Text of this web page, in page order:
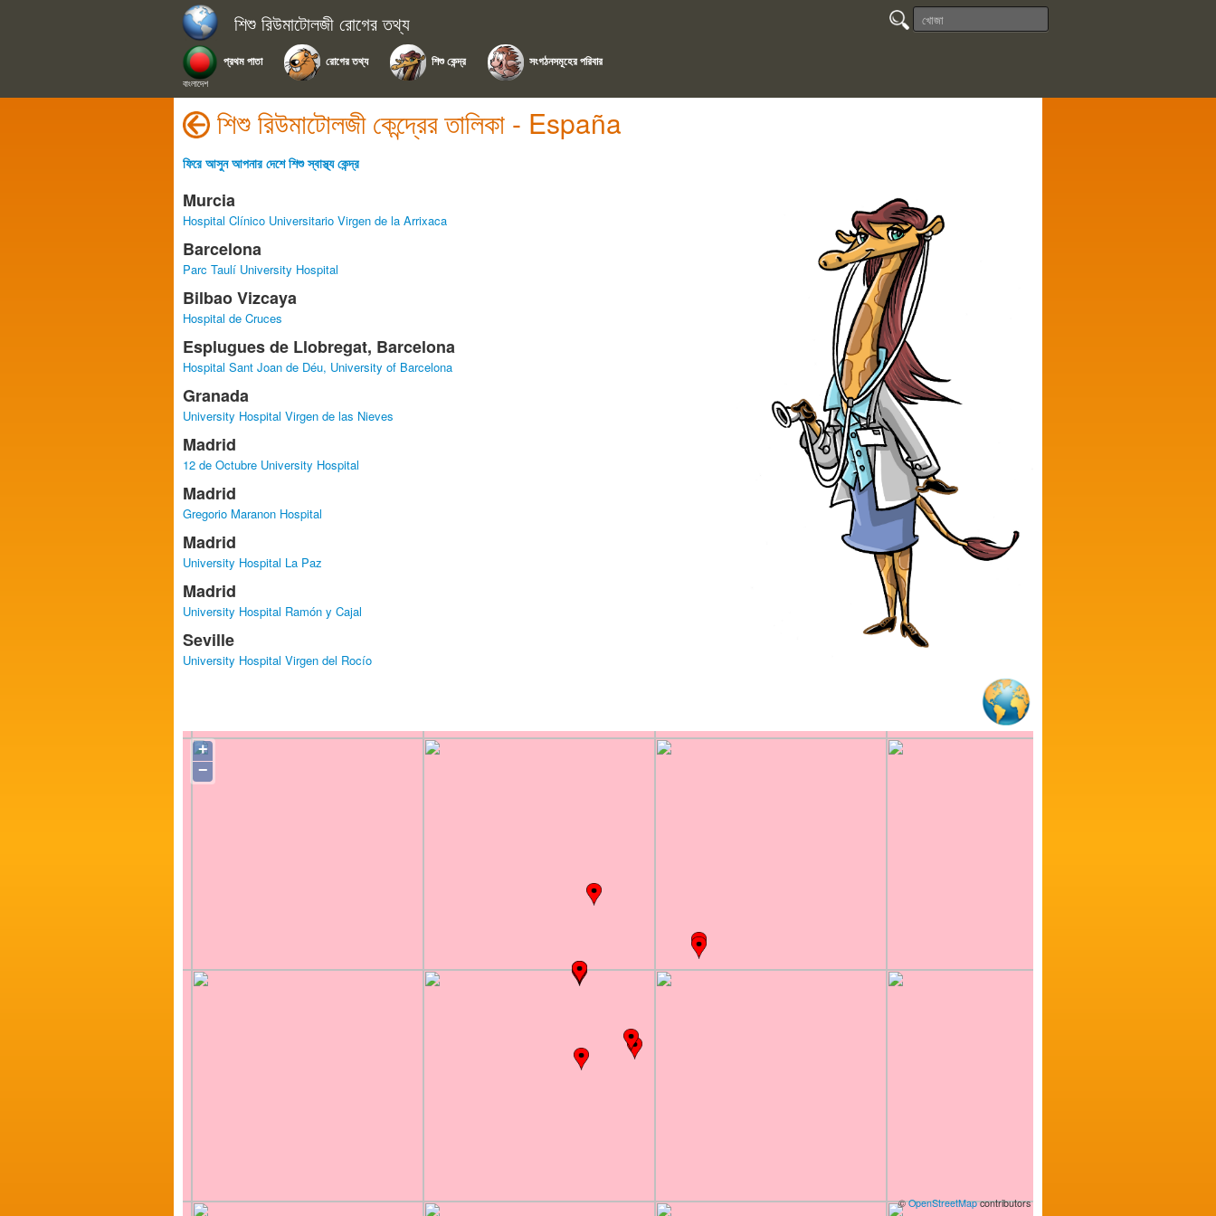
শিশু রিউমাটোলজী রোগের তথ্য
প্রথম পাতা
বাংলাদেশ
রোগের তথ্য শিশু কেন্দ্র সংগঠনসমূহের পরিবার
শিশু রিউমাটোলজী কেন্দ্রের তালিকা - España
ফিরে আসুন আপনার দেশে শিশু স্বাস্থ্য কেন্দ্র
Murcia
Hospital Clínico Universitario Virgen de la Arrixaca
Barcelona
Parc Taulí University Hospital
Bilbao Vizcaya
Hospital de Cruces
Esplugues de Llobregat, Barcelona
Hospital Sant Joan de Déu, University of Barcelona
Granada
University Hospital Virgen de las Nieves
Madrid
12 de Octubre University Hospital
Madrid
Gregorio Maranon Hospital
Madrid
University Hospital La Paz
Madrid
University Hospital Ramón y Cajal
Seville
University Hospital Virgen del Rocío
+
−
©OpenStreetMapcontributors